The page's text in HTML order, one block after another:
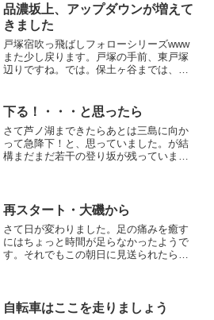
品濃坂上、アップダウンが増えて
きました
戸塚宿吹っ飛ばしフォローシリーズwww
また少し戻ります。戸塚の手前、東戸塚
辺りですね。では。保土ヶ谷までは、そ
「え？ここ登るの？」みたいな場所が出
始めてきました。写真の...
下る！・・・と思ったら
さて芦ノ湖まできたらあとは三島に向か
って急降下！と、思っていました。が結
構まだまだ若干の登り坂が残っていまし
ました。箱根の杉並木 →...
再スタート・大磯から
さて日が変わりました。足の痛みを癒す
にはちょっと時間が足らなかったようで
す。それでもこの朝日に見送られたら歩
れパワーありあり？気になっ...
自転車はここを走りましょう